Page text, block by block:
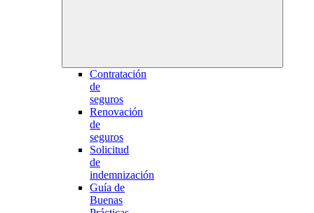
Contratación
de
seguros
Renovación
de
seguros
Solicitud
de
indemnización
Guía de
Buenas